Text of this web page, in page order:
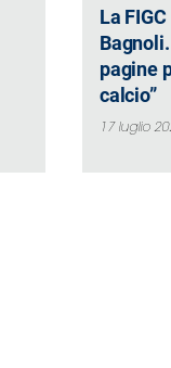
La
pagine
calcio”
17 luglio